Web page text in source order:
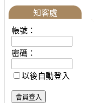
知客處
帳號：
密碼：
以後自動登入